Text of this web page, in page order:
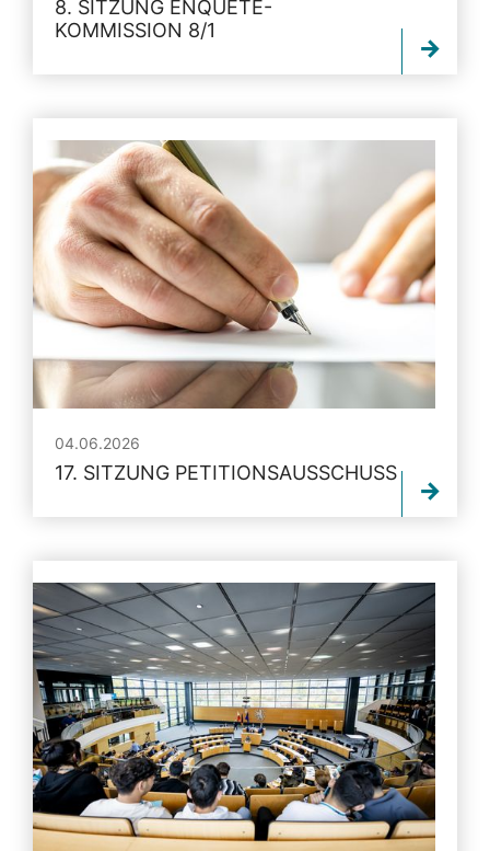
8. SITZUNG ENQUETE-
KOMMISSION 8/1
04.06.2026
17. SITZUNG PETITIONSAUSSCHUSS